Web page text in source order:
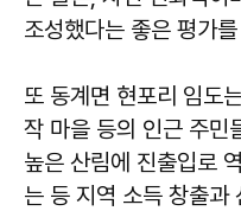
조성했다는 좋은 평가
또 동계면 현포리 임도
작 마을 등의 인근 주민
높은 산림에 진출입로
는 등 지역 소득 창출과